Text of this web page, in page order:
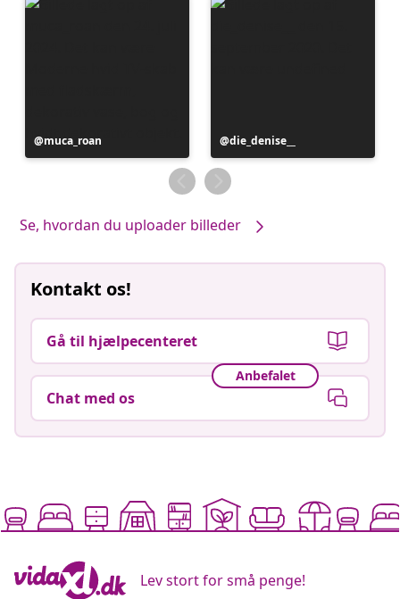
Opslag
offentliggjort
muca_roan
Opslag
offentliggjort
af
die_denise__
Se, hvordan du uploader billeder
Kontakt os!
Gå til hjælpecenteret
Anbefalet
Chat med os
Lev stort for små penge!